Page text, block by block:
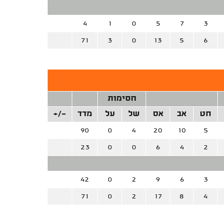
3
7
5
0
1
4
6
5
13
0
3
71
חסימות
חט אב אס של על מדד +/-
5
10
20
4
0
90
2
4
6
0
0
23
3
6
9
2
0
42
4
8
17
2
0
71